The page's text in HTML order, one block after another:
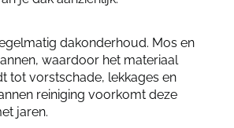
dakonderhoud. Mos en
waardoor het materiaal
tot vorstschade, lekkages en
reiniging voorkomt deze
jaren.